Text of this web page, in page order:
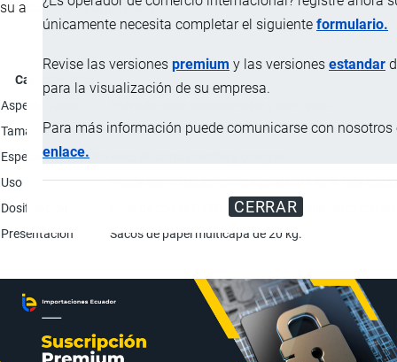
únicamente necesita completar el siguiente formulario.
Revise las versiones premium y las versiones estandar
para la visualización de su empresa.
Para más información puede comunicarse con nosotros
enlace.
CERRAR
su alta biodisponibilidad.
Característica
Aspecto físico
Tamaño partículas > 850 micras
Especies de destino
Uso
Puede ser utilizado como ingrediente en la
Dosificación
Aves de corral: 0.001 - 0.5 kg/TM de alimento
Presentación
Sacos de papel multicapa de 20 kg.